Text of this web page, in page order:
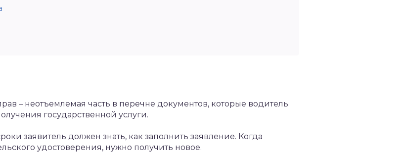
– неотъемлемая часть в перечне документов, которые водитель
государственной услуги.
заявитель должен знать, как заполнить заявление. Когда
удостоверения, нужно получить новое.